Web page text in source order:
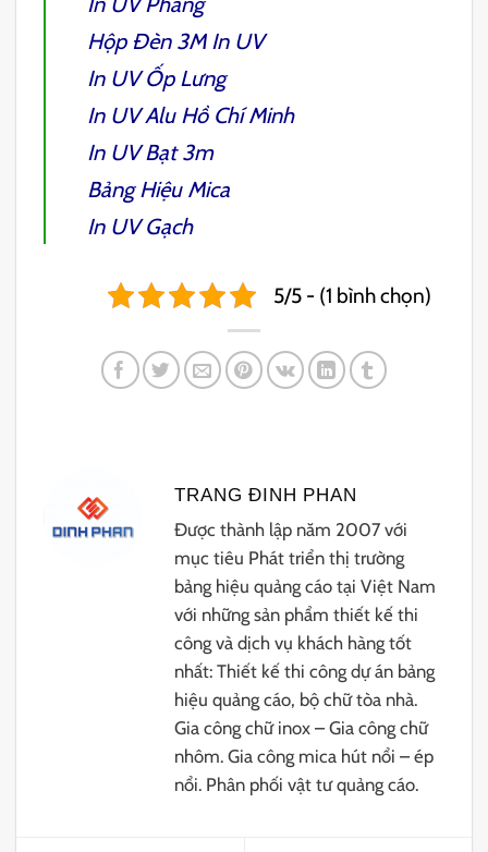
Hộp Đèn 3M In UV
In UV Ốp Lưng
In UV Alu Hồ Chí Minh
In UV Bạt 3m
Bảng Hiệu Mica
In UV Gạch
5/5 - (1 bình chọn)
TRANG ĐINH PHAN
Được thành lập năm 2007 với
mục tiêu Phát triển thị trường
bảng hiệu quảng cáo tại Việt Nam
với những sản phẩm thiết kế thi
công và dịch vụ khách hàng tốt
nhất: Thiết kế thi công dự án bảng
hiệu quảng cáo, bộ chữ tòa nhà.
Gia công chữ inox – Gia công chữ
nhôm. Gia công mica hút nổi – ép
nổi. Phân phối vật tư quảng cáo.